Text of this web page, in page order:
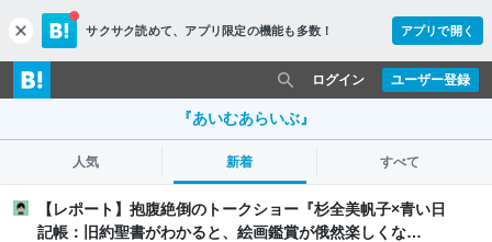
c
l
o
s
サクサク読めて、 アプリ限定の機能も多数！ アプリで開く
ユーザー登録
ログイン
『あいむあらいぶ』
人気 新着 すべて
【レポート】抱腹絶倒のトークショー『杉全美帆子×青い日
記帳：旧約聖書がわかると、絵画鑑賞が俄然楽しくな